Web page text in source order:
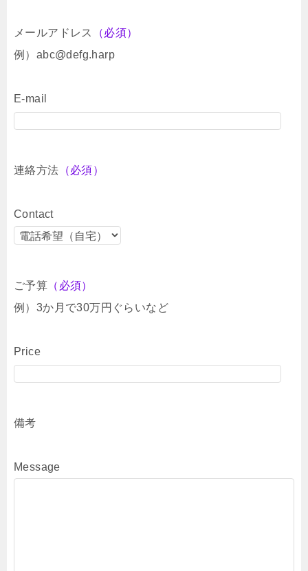
メールアドレス
（必須）
例）abc@defg.harp
E-mail
連絡方法 （必須）
Contact
ご予算 （必須）
例）3か月で30万円ぐらいなど
Price
備考
Message